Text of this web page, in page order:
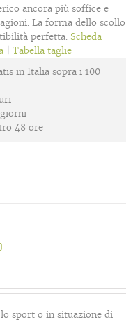
ancora più soffice e
La forma dello scollo
perfetta. Scheda
|Tabella taglie
in Italia sopra i 100
48 ore
sport o in situazione di